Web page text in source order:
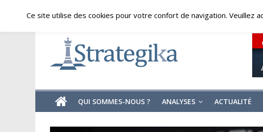
content
dimanche, août 9, 2026
Strategika
Expertise
Analyses
géostratégiques
QUI SOMMES-NOUS ? ANALYSES ACTUALITÉ
Ce site utilise des cookies pour votre confort de navigation. Veuillez